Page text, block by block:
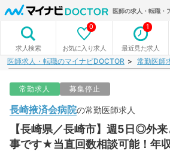
医師の求人・転職・
求人検索 お気に入り求人
0
最近見た求人
1
医師求人・転職のマイナビDOCTOR 常勤医師
常勤求人 募集停止
長崎掖済会病院の常勤医師求人
【長崎県／長崎市】週5日◎外
事です★当直回数相談可能！年